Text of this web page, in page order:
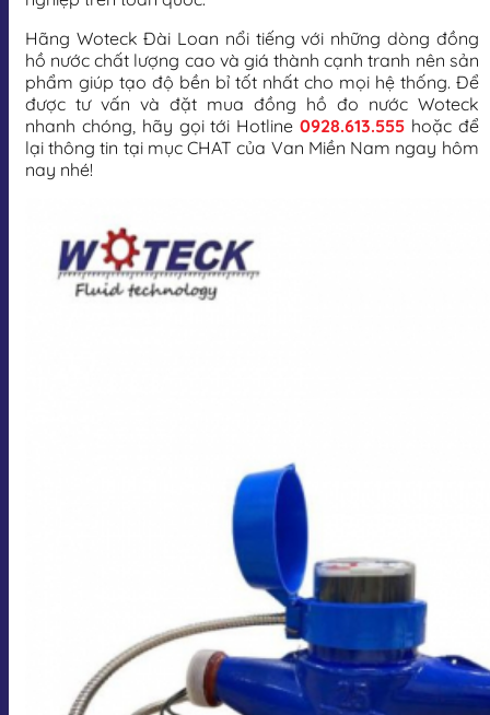
Hãng Woteck Đài Loan nổi tiếng với những dòng đồng
hồ nước chất lượng cao và giá thành cạnh tranh nên sản
phẩm giúp tạo độ bền bỉ tốt nhất cho mọi hệ thống. Để
được tư vấn và đặt mua đồng hồ đo nước Woteck
nhanh chóng, hãy gọi tới Hotline0928.613.555 hoặc để
lại thông tin tại mục CHAT của Van Miền Nam ngay hôm
nay nhé!